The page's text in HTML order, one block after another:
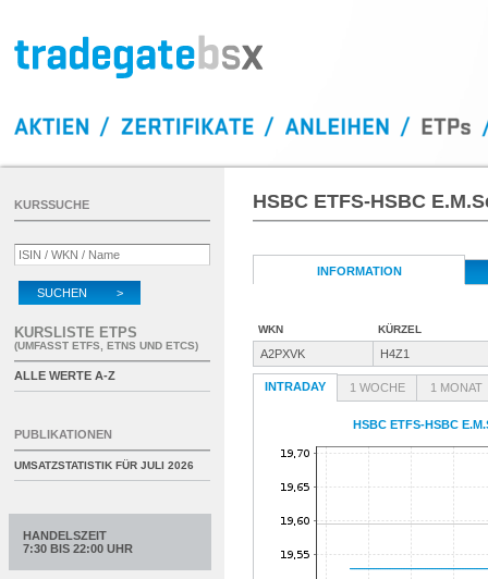
HSBC ETFS-HSBC
INFORMATION
WKN KÜRZEL
A2PXVK H4Z1
INTRADAY 1 WOCHE 1 MONAT
HSBC ETFS-HSBC
KURSSUCHE
SUCHEN >
KURSLISTE ETPS
(UMFASST ETFS, ETNS UND ETCS)
ALLE WERTE A-Z
PUBLIKATIONEN
UMSATZSTATISTIK FÜR JULI 2026
HANDELSZEIT
7:30 BIS 22:00 UHR